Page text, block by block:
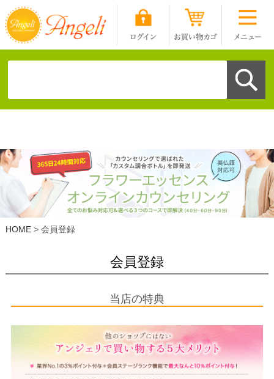
HOME 会員登録
会員登録
当店の特典